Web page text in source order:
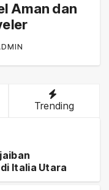
Aman dan
Trending
Italia Utara